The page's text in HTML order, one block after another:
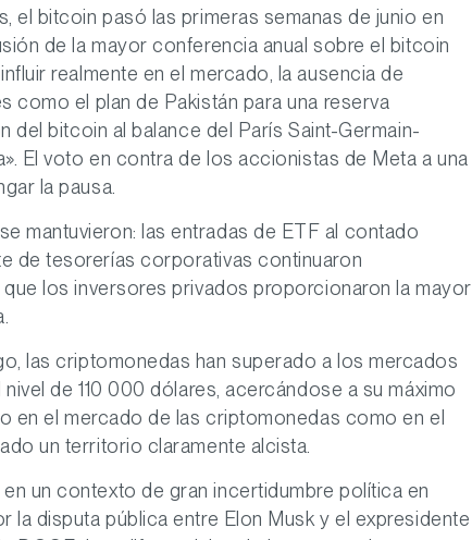
el bitcoin pasó las primeras semanas de junio en
de la mayor conferencia anual sobre el bitcoin
realmente en el mercado, la ausencia de
como el plan de Pakistán para una reserva
bitcoin al balance del París Saint-Germain-
El voto en contra de los accionistas de Meta a una
la pausa.
mantuvieron: las entradas de ETF al contado
de tesorerías corporativas continuaron
los inversores privados proporcionaron la mayor
las criptomonedas han superado a los mercados
de 110 000 dólares, acercándose a su máximo
en el mercado de las criptomonedas como en el
un territorio claramente alcista.
un contexto de gran incertidumbre política en
la disputa pública entre Elon Musk y el expresidente